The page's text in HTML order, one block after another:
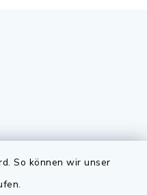
So können wir unser